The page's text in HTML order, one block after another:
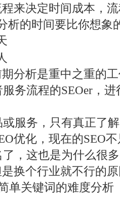
来决定时间成本，流
的时间要比你想象
析是重中之重的工
务流程的SEOer，
务，只有真正了解
优化，现在的SEO
，这也是为什么很
换个行业就不行的
关键词的难度分析